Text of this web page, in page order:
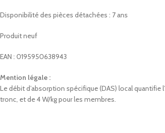
Disponibilité des pièces détachées : 7 ans
Produit neuf
EAN : 0195950638943
Mention légale :
Le débit d’absorption spécifique (DAS) local
tronc, et de 4 W/kg pour les membres.